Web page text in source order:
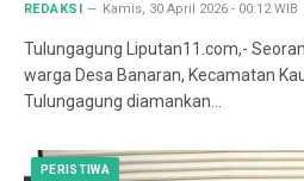
REDAKSI Kamis, 30 April 2026 - 00:12 WIB
Tulungagung Liputan11.com,-
warga Desa Banaran, Kecamatan
Tulungagung diamankan…
PERISTIWA